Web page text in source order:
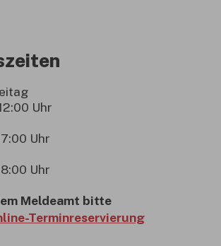
Uhr
Uhr
Uhr
Meldeamt bitte
Terminreservierung